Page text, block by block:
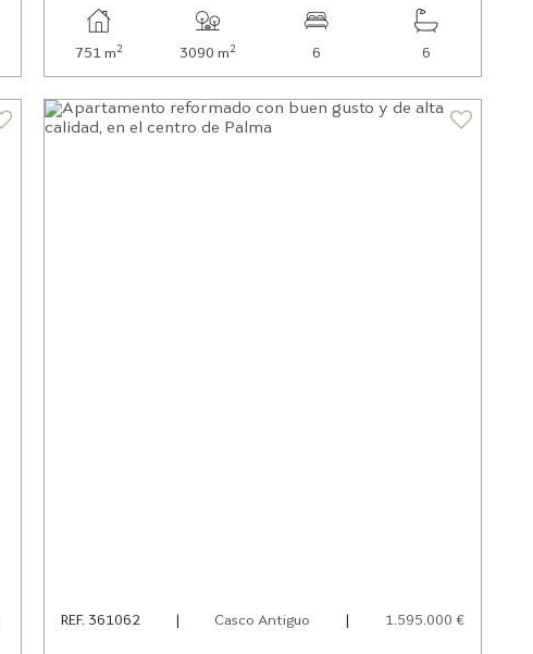
751 m2 3090 m2 6 6
REF. 361062 Casco Antiguo 1.595.000 €